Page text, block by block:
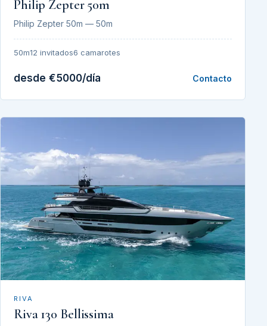
Philip Zepter 50m
Philip Zepter 50m — 50m
50m12 invitados6 camarotes
desde €5000/día Contacto
RIVA
Riva 130 Bellissima